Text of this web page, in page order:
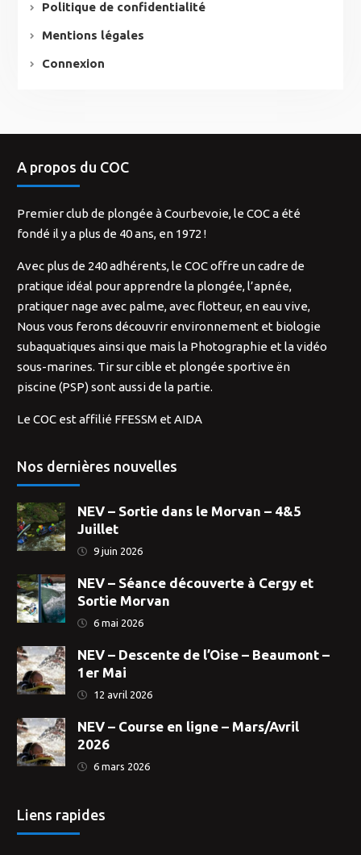
Politique de confidentialité
Mentions légales
Connexion
A propos du COC
Premier club de plongée à Courbevoie, le COC a été
fondé il y a plus de 40 ans, en 1972 !
Avec plus de 240 adhérents, le COC offre un cadre de
pratique idéal pour apprendre la plongée, l’apnée,
pratiquer nage avec palme, avec flotteur, en eau vive,
Nous vous ferons découvrir environnement et biologie
subaquatiques ainsi que mais la Photographie et la vidéo
sous-marines. Tir sur cible et plongée sportive ën
piscine (PSP) sont aussi de la partie.
Le COC est affilié FFESSM et AIDA
Nos dernières nouvelles
NEV – Sortie dans le Morvan – 4&5
Juillet
9 juin 2026
NEV – Séance découverte à Cergy et
Sortie Morvan
6 mai 2026
NEV – Descente de l’Oise – Beaumont –
1er Mai
12 avril 2026
NEV – Course en ligne – Mars/Avril
2026
6 mars 2026
Liens rapides